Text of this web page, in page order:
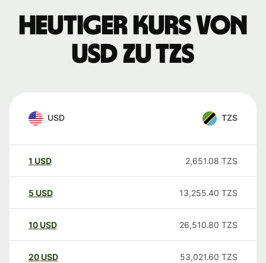
Heutiger Kurs von
USD zu TZS
USD TZS
1 USD 2,651.08 TZS
5 USD 13,255.40 TZS
10 USD 26,510.80 TZS
20 USD 53,021.60 TZS